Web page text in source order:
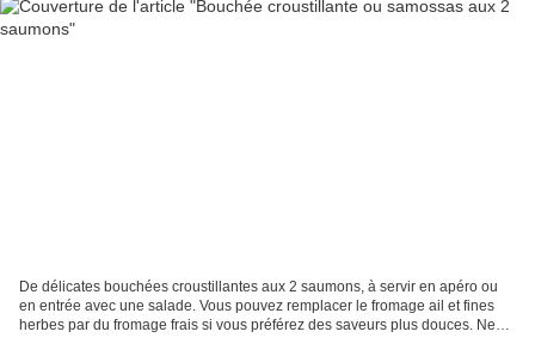
De délicates bouchées croustillantes aux 2 saumons, à servir en apéro ou
en entrée avec une salade. Vous pouvez remplacer le fromage ail et fines
herbes par du fromage frais si vous préférez des saveurs plus douces. Ne